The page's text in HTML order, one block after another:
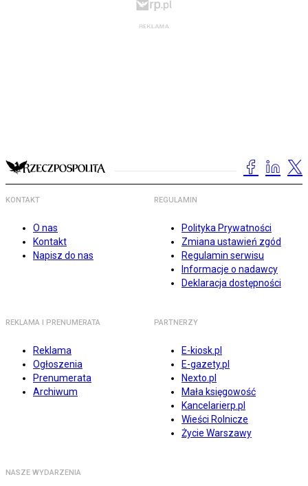
KONTAKT
O nas
Kontakt
Napisz do nas
REGULAMIN
Polityka Prywatności
Zmiana ustawień zgód
Regulamin serwisu
Informacje o nadawcy
Deklaracja dostępności
REKLAMA I PRENUMERATA
Reklama
Ogłoszenia
Prenumerata
Archiwum
PARTNERZY
E-kiosk.pl
E-gazety.pl
Nexto.pl
Mała księgowość
Kancelarierp.pl
Wieści Rolnicze
Życie Warszawy
NASZE WYDARZENIA